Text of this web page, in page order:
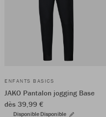
ENFANTS BASICS
JAKO Pantalon jogging Base
dès 39,99 €
Disponible Disponible